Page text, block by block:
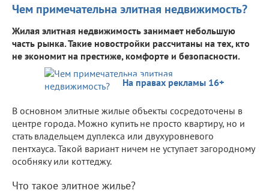
Чем примечательна элитная недвижимость?
Жилая элитная недвижимость занимает небольшую
часть рынка. Такие новостройки рассчитаны на тех, кто
не экономит на престиже, комфорте и безопасности.
На правах рекламы 16+
В основном элитные жилые объекты сосредоточены в
центре города. Можно купить не просто квартиру, но и
стать владельцем дуплекса или двухуровневого
пентхауса. Такой вариант ничем не уступает загородному
особняку или коттеджу.
Что такое элитное жилье?